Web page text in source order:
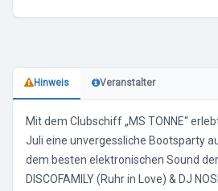
Hinweis Veranstalter
Mit dem Clubschiff „MS TONNE“
Juli eine unvergessliche Bootsparty
dem besten elektronischen Sound
DISCOFAMILY (Ruhr in Love) & DJ